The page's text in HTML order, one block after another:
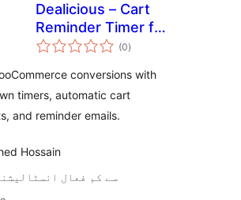
Dealicious – Cart
Reminder Timer for
WooCommerce
(0مجموعی
درجہ
)
conversions with
timers, automatic cart
and reminder emails.
Hossain
10 سے کم فعال